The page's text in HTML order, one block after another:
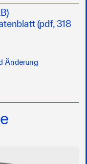
(pdf, 318
Änderung